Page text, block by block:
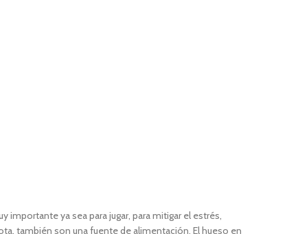
ya sea para jugar, para mitigar el estrés,
también son una fuente de alimentación. El hueso en